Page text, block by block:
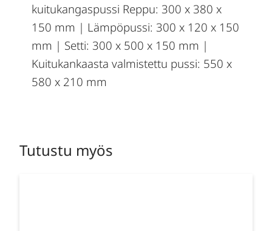
kuitukangaspussi Reppu: 300 x 380 x
150 mm | Lämpöpussi: 300 x 120 x 150
mm | Setti: 300 x 500 x 150 mm |
Kuitukankaasta valmistettu pussi: 550 x
580 x 210 mm
Tutustu myös